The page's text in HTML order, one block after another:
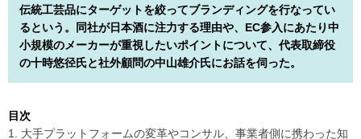
伝統工芸品にターゲットを絞ってブランディングを行なってい
るという。同社が日本酒に注力する理由や、EC参入にあたり中
小規模のメーカーが重視したいポイントについて、代表取締役
の十時悠径氏と社外顧問の中山雄介氏にお話を伺った。
目次
1. 大手プラットフォームの変革やコンサル、事業者側に携わった知